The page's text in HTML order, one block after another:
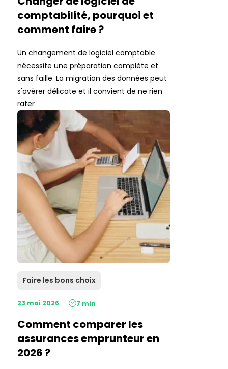
comptabilité, pourquoi et
comment faire ?
Un changement de logiciel comptable
nécessite une préparation complète et
sans faille. La migration des données peut
s'avèrer délicate et il convient de ne rien
rater
Faire les bons choix
23 mai 2026 7 min
Comment comparer les
assurances emprunteur en
2026 ?